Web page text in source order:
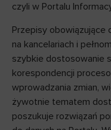
czyli w Portalu
Przepisy obowiązujące
na kancelariach i
szybkie dostosowanie
korespondencji
wprowadzania zmian,
żywotnie tematem
poszukuje rozwiązań